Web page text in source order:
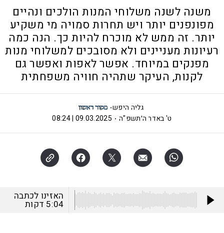
משנה לשנה משלוחי המנות הולכים ונהיים
מפונפנים יותר ויש תחרות סמויה מי משקיע
יותר. זה ממש לא מוכרח להיות כך. הנה כמה
רעיונות מעניינים ולא מסובכים למשלוחי מנות
מפנקים במיוחד. אפשר לאפות ואפשר גם
לקנות, העיקר שתהיה חוויה משפחתית
גליה היפש
ט' באדר ה׳תשפ"ה
09.03.2025 | 08:24
האזינו לכתבה
5:04 דקות